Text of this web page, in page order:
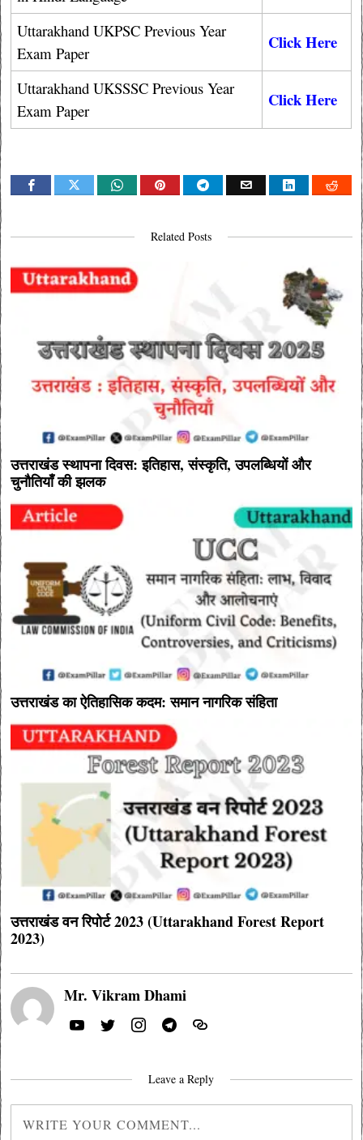
Uttarakhand UKPSC Previous Year
Exam Paper
Click Here
Uttarakhand UKSSSC Previous Year
Exam Paper
Click Here
Related Posts
उत्तराखंड स्थापना दिवस: इतिहास, संस्कृति, उपलब्धियों और
चुनौतियाँ की झलक
उत्तराखंड का ऐतिहासिक कदम: समान नागरिक संहिता
उत्तराखंड वन रिपोर्ट 2023 (Uttarakhand Forest Report
2023)
Mr. Vikram Dhami
Leave a Reply